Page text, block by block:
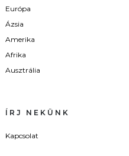
Európa
Ázsia
Amerika
Afrika
Ausztrália
ÍRJ NEKÜNK
Kapcsolat